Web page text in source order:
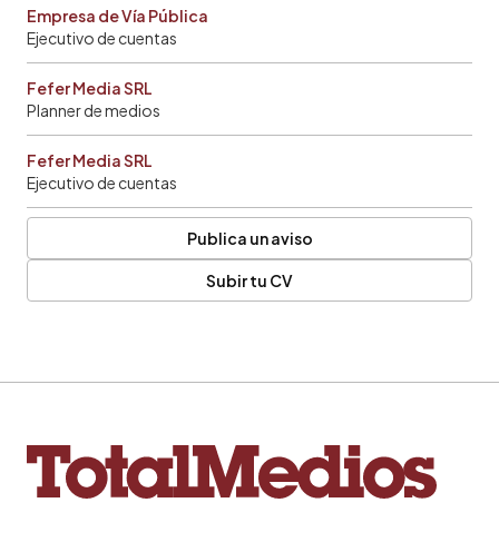
Empresa de Vía Pública
Ejecutivo de cuentas
Fefer Media SRL
Planner de medios
Fefer Media SRL
Ejecutivo de cuentas
Publica un aviso
Subir tu CV